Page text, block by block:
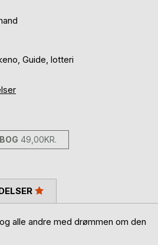
Guide, lotteri
49,00KR.
alle andre med drømmen om den